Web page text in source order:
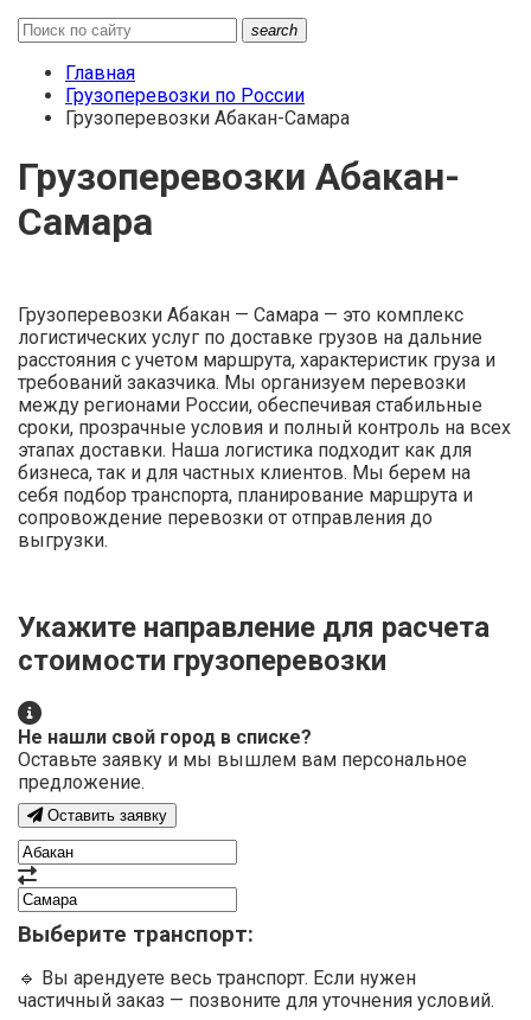
search
Главная
Грузоперевозки по России
Грузоперевозки Абакан-Самара
Грузоперевозки Абакан-
Самара
Грузоперевозки Абакан — Самара — это комплекс
логистических услуг по доставке грузов на дальние
расстояния с учетом маршрута, характеристик груза и
требований заказчика. Мы организуем перевозки
между регионами России, обеспечивая стабильные
сроки, прозрачные условия и полный контроль на всех
этапах доставки. Наша логистика подходит как для
бизнеса, так и для частных клиентов. Мы берем на
себя подбор транспорта, планирование маршрута и
сопровождение перевозки от отправления до
выгрузки.
Укажите направление для расчета
стоимости грузоперевозки
Не нашли свой город в списке?
Оставьте заявку и мы вышлем вам персональное
предложение.
Оставить заявку
Выберите транспорт:
🔹 Вы арендуете весь транспорт. Если нужен
частичный заказ — позвоните для уточнения условий.